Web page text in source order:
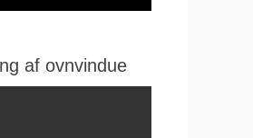
af ovnvindue